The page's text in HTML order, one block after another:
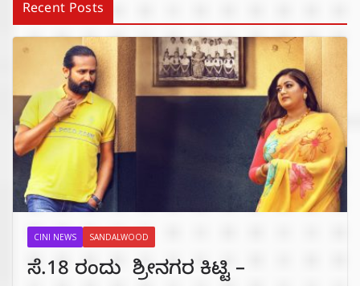
Recent Posts
CINI NEWS SANDALWOOD
ಸೆ.18 ರಂದು ಶ್ರೀನಗರ ಕಿಟ್ಟಿ –